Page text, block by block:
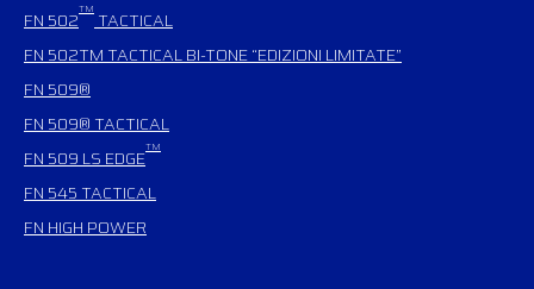
FN 502TM TACTICAL
FN 502TM TACTICAL BI-TONE “EDIZIONI LIMITATE”
FN 509®
FN 509® TACTICAL
FN 509 LS EDGETM
FN 545 TACTICAL
FN HIGH POWER